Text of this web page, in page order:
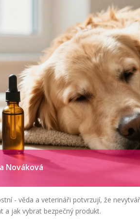
Nováková
- věda a veterináři potvrzují, že
a jak vybrat bezpečný produkt.